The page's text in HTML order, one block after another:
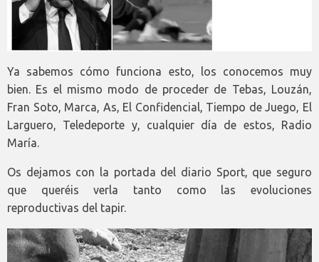
Ya sabemos cómo funciona esto, los conocemos muy
bien. Es el mismo modo de proceder de Tebas, Louzán,
Fran Soto, Marca, As, El Confidencial, Tiempo de Juego, El
Larguero, Teledeporte y, cualquier día de estos, Radio
María.
Os dejamos con la portada del diario Sport, que seguro
que queréis verla tanto como las evoluciones
reproductivas del tapir.